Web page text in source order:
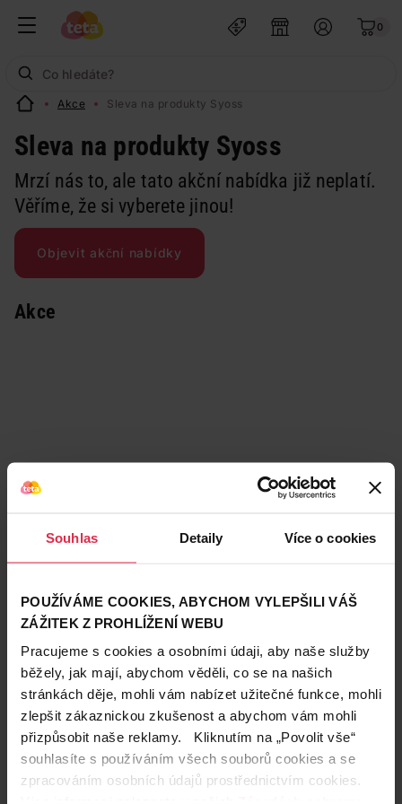
Souhlas Detaily Více o cookies
POUŽÍVÁME COOKIES, ABYCHOM VYLEPŠILI VÁŠ
ZÁŽITEK Z PROHLÍŽENÍ WEBU
Pracujeme s cookies a osobními údaji, aby naše služby
běžely, jak mají, abychom věděli, co se na našich
stránkách děje, mohli vám nabízet užitečné funkce, mohli
zlepšit zákaznickou zkušenost a abychom vám mohli
přizpůsobit naše reklamy. Kliknutím na „Povolit vše“
souhlasíte s používáním všech souborů cookies a se
zpracováním osobních údajů prostřednictvím cookies.
0
Akce Sleva na produkty Syoss
Sleva na produkty Syoss
Mrzí nás to, ale tato akční nabídka již neplatí.
Věříme, že si vyberete jinou!
Objevit akční nabídky
Akce
Teta prodejny a služby